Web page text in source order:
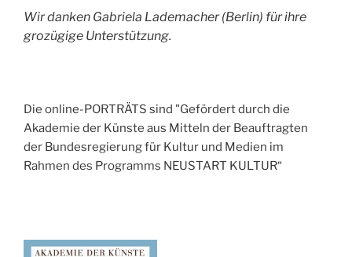
Wir danken Gabriela Lademacher (Berlin) für ihre
grozügige Unterstützung.
Die online-PORTRÄTS sind "Gefördert durch die
Akademie der Künste aus Mitteln der Beauftragten
der Bundesregierung für Kultur und Medien im
Rahmen des Programms NEUSTART KULTUR“